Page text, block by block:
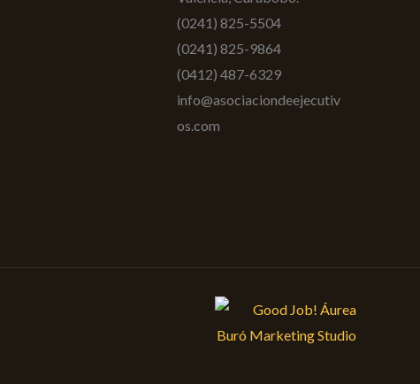
(0241) 825-5504
(0241) 825-9864
(0412) 487-6329
info@asociaciondeejecutiv
os.com